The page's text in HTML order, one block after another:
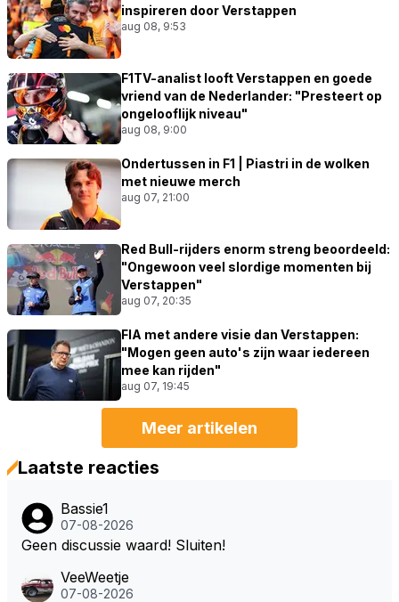
inspireren door Verstappen
aug 08, 9:53
F1TV-analist looft Verstappen en goede
vriend van de Nederlander: "Presteert op
ongelooflijk niveau"
aug 08, 9:00
Ondertussen in F1 | Piastri in de wolken
met nieuwe merch
aug 07, 21:00
Red Bull-rijders enorm streng beoordeeld:
"Ongewoon veel slordige momenten bij
Verstappen"
aug 07, 20:35
FIA met andere visie dan Verstappen:
"Mogen geen auto's zijn waar iedereen
mee kan rijden"
aug 07, 19:45
Meer artikelen
Laatste reacties
Bassie1
07-08-2026
Geen discussie waard! Sluiten!
VeeWeetje
07-08-2026